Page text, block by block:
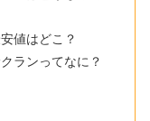
値はどこ？
ランってなに？